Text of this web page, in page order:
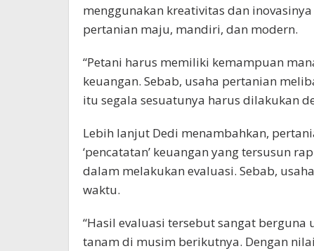
menggunakan kreativitas dan
pertanian maju, mandiri, dan modern.
“Petani harus memiliki kemampuan
keuangan. Sebab, usaha pertanian
itu segala sesuatunya harus dilakukan
Lebih lanjut Dedi menambahkan,
‘pencatatan’ keuangan yang tersusun
dalam melakukan evaluasi. Sebab,
waktu.
“Hasil evaluasi tersebut sangat
tanam di musim berikutnya. Dengan